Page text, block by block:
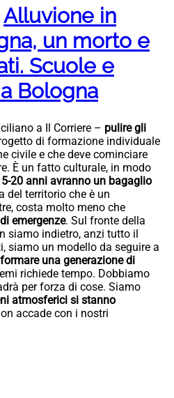
Alluvione in
un morto e
Scuole e
Bologna
a Il Corriere – pulire gli
di formazione individuale
civile e che deve cominciare
È un fatto culturale, in modo
20 anni avranno un bagaglio
del territorio che è un
costa molto meno che
emergenze. Sul fronte della
siamo indietro, anzi tutto il
siamo un modello da seguire a
formare una generazione di
richiede tempo. Dobbiamo
per forza di cose. Siamo
atmosferici si stanno
accade con i nostri